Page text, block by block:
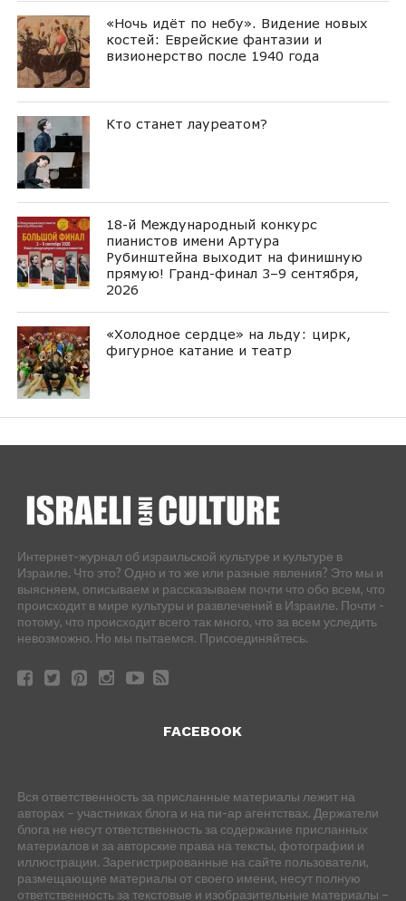
«Ночь идёт по небу». Видение новых
костей: Еврейские фантазии и
визионерство после 1940 года
Кто станет лауреатом?
18-й Международный конкурс
пианистов имени Артура
Рубинштейна выходит на финишную
прямую! Гранд-финал 3–9 сентября,
2026
«Холодное сердце» на льду: цирк,
фигурное катание и театр
Интернет-журнал об израильской культуре и культуре в
Израиле. Что это? Одно и то же или разные явления? Это мы и
выясняем, описываем и рассказываем почти что обо всем, что
происходит в мире культуры и развлечений в Израиле. Почти -
потому, что происходит всего так много, что за всем уследить
невозможно. Но мы пытаемся. Присоединяйтесь.
FACEBOOK
Вся ответственность за присланные материалы лежит на
авторах – участниках блога и на пи-ар агентствах. Держатели
блога не несут ответственность за содержание присланных
материалов и за авторские права на тексты, фотографии и
иллюстрации. Зарегистрированные на сайте пользователи,
размещающие материалы от своего имени, несут полную
ответственность за текстовые и изобразительные материалы –